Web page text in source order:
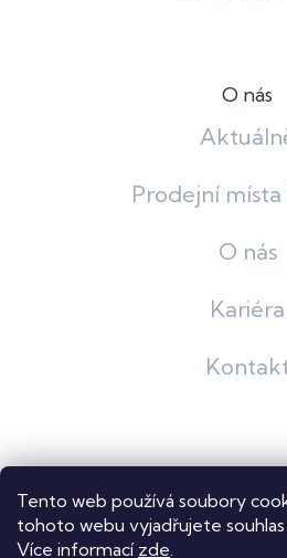
Tento web používá soubory
tohoto webu vyjadřujete souhlas
Více informací zde.
O nás
Prodejní
O nás
Kariéra
Shoptet